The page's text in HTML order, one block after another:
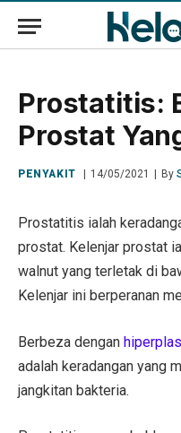
Prostatitis:
Prostat
PENYAKIT 14/05/2021 By
Prostatitis ialah
prostat. Kelenjar prostat
walnut yang terletak di
Kelenjar ini berperanan
Berbeza dengan
adalah keradangan yang
jangkitan bakteria.